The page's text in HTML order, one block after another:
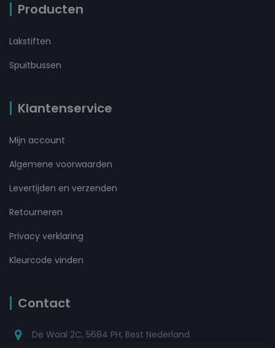
Producten
Lakstiften
Spuitbussen
Klantenservice
Mijn account
Algemene voorwaarden
Levertijden en verzenden
Retourneren
Privacy verklaring
Kleurcode vinden
Contact
De Waal 2C, 5684 PH, Best Nederland